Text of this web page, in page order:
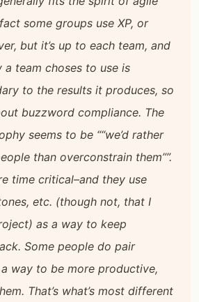
some groups use XP, or
but it’s up to each team, and
team choses to use is
to the results it produces, so
buzzword compliance. The
seems to be ““we’d rather
than overconstrain them””.
time critical–and they use
etc. (though not, that I
as a way to keep
Some people do pair
way to be more productive,
That’s what’s most different